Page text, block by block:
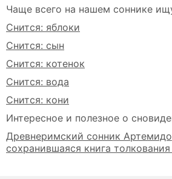
Чаще всего на нашем соннике
Снится: яблоки
Снится: сын
Снится: котенок
Снится: вода
Снится: кони
Интересное и полезное о
Древнеримский сонник
сохранившаяся книга